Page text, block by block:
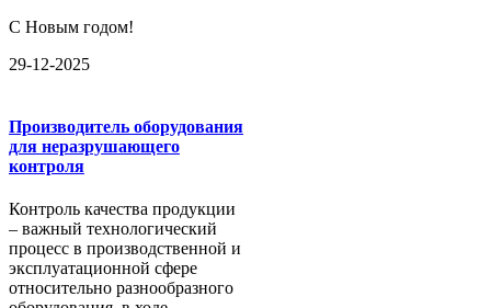
С Новым годом!
29-12-2025
Производитель оборудования
для неразрушающего
контроля
Контроль качества продукции
– важный технологический
процесс в производственной и
эксплуатационной сфере
относительно разнообразного